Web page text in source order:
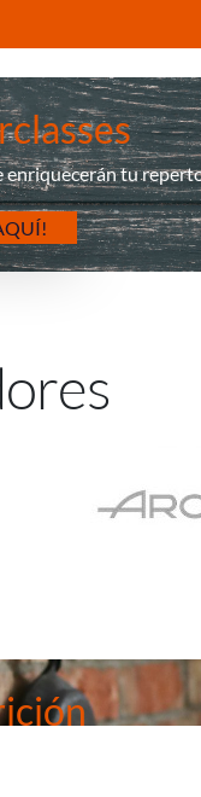
enriquecerán tu